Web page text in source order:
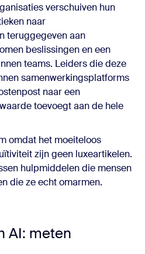
verschuiven hun
naar
teruggegeven aan
beslissingen en een
teams. Leiders die deze
samenwerkingsplatforms
naar een
toevoegt aan de hele
omdat het moeiteloos
zijn geen luxeartikelen.
hulpmiddelen die mensen
die ze echt omarmen.
AI: meten